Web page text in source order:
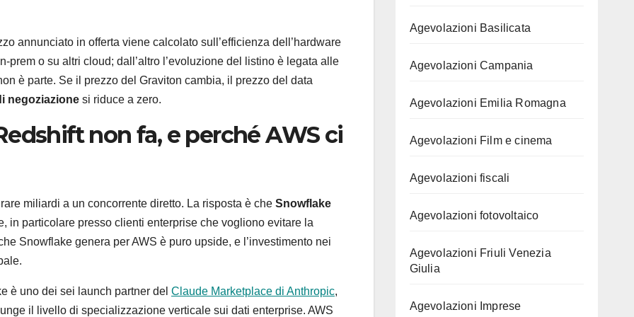
annunciato in offerta viene calcolato sull’efficienza dell’hardware
prem o su altri cloud; dall’altro l’evoluzione del listino è legata alle
è parte. Se il prezzo del Graviton cambia, il prezzo del data
negoziazione si riduce a zero.
non fa, e perché AWS ci
miliardi a un concorrente diretto. La risposta è che Snowflake
in particolare presso clienti enterprise che vogliono evitare la
Snowflake genera per AWS è puro upside, e l’investimento nei
è uno dei sei launch partner del Claude Marketplace di Anthropic,
il livello di specializzazione verticale sui dati enterprise. AWS
Agevolazioni Basilicata
Agevolazioni Campania
Agevolazioni Emilia Romagna
Agevolazioni Film e cinema
Agevolazioni fiscali
Agevolazioni fotovoltaico
Agevolazioni Friuli Venezia
Giulia
Agevolazioni Imprese